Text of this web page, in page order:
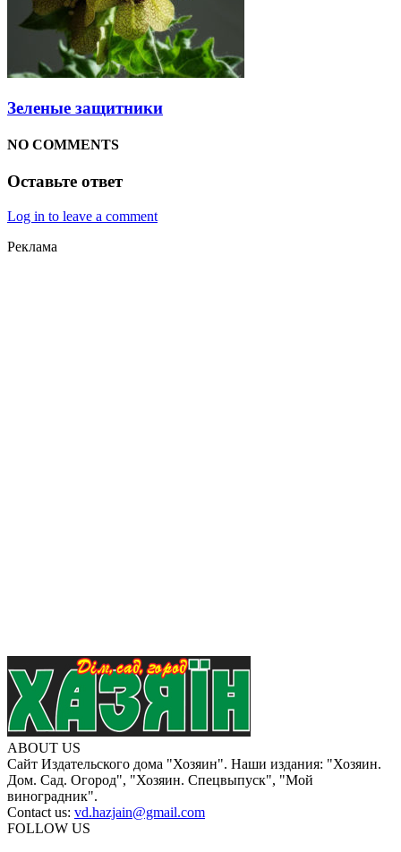
Зеленые защитники
NO COMMENTS
Оставьте ответ
Log in to leave a comment
Реклама
ABOUT US
Сайт Издательского дома "Хозяин". Наши издания: "Хозяин.
Дом. Сад. Огород", "Хозяин. Спецвыпуск", "Мой
виноградник".
Contact us: vd.hazjain@gmail.com
FOLLOW US